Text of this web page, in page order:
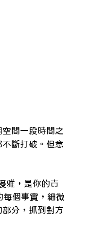
間一段時間之
斷打破。但意
雅，是你的責
個事實，細微
分，抓到對方